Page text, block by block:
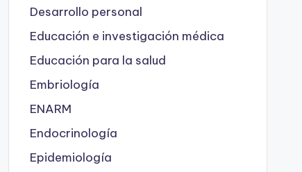
Desarrollo personal
Educación e investigación médica
Educación para la salud
Embriología
ENARM
Endocrinología
Epidemiología